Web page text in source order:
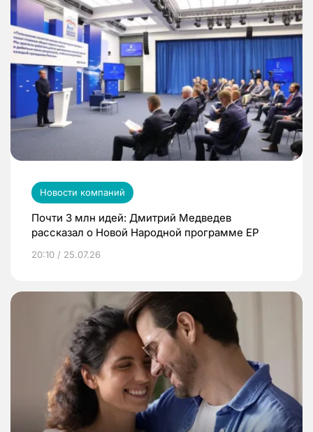
Новости компаний
Почти 3 млн идей: Дмитрий Медведев
рассказал о Новой Народной программе ЕР
20:10 / 25.07.26